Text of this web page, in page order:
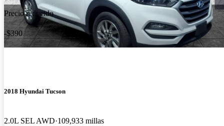
Precio reducido
-$390
2018 Hyundai Tucson
2.0L SEL AWD 109,933 millas